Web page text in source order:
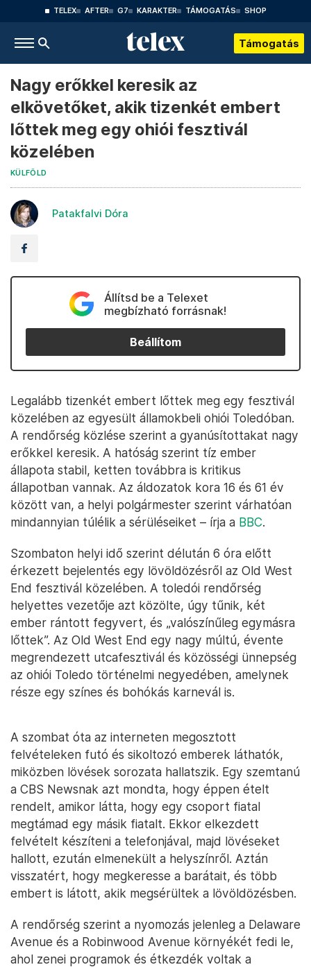
TELEX AFTER G7 KARAKTER TÁMOGATÁS SHOP
Támogatás
Nagy erőkkel keresik az
elkövetőket, akik tizenkét embert
lőttek meg egy ohiói fesztivál
közelében
KÜLFÖLD
Patakfalvi Dóra
Állítsd be a Telexet
megbízható forrásnak!
Beállítom
Legalább tizenkét embert lőttek meg egy fesztivál
közelében az egyesült államokbeli ohiói Toledóban.
A rendőrség közlése szerint a gyanúsítottakat nagy
erőkkel keresik. A hatóság szerint tíz ember
állapota stabil, ketten továbbra is kritikus
állapotban vannak. Az áldozatok kora 16 és 61 év
között van, a helyi polgármester szerint várhatóan
mindannyian túlélik a sérüléseiket – írja a BBC.
Szombaton helyi idő szerint délután 6 óra előtt
érkezett bejelentés egy lövöldözésről az Old West
End fesztivál közelében. A toledói rendőrség
helyettes vezetője azt közölte, úgy tűnik, két
ember rántott fegyvert, és „valószínűleg egymásra
lőttek”. Az Old West End egy nagy múltú, évente
megrendezett utcafesztivál és közösségi ünnepség
az ohiói Toledo történelmi negyedében, amelynek
része egy színes és bohókás karnevál is.
A szombat óta az interneten megosztott
felvételeken futó és sikoltozó emberek láthatók,
miközben lövések sorozata hallatszik. Egy szemtanú
a CBS Newsnak azt mondta, hogy éppen ételt
rendelt, amikor látta, hogy egy csoport fiatal
megtámad egy másik fiatalt. Ekkor elkezdett
felvételt készíteni a telefonjával, majd lövéseket
hallott, ezután elmenekült a helyszínről. Aztán
visszatért, hogy megkeresse a barátait, és több
embert is látott, akik megsérültek a lövöldözésben.
A rendőrség szerint a nyomozás jelenleg a Delaware
Avenue és a Robinwood Avenue környékét fedi le,
ahol zenei programok és étkezdék voltak a